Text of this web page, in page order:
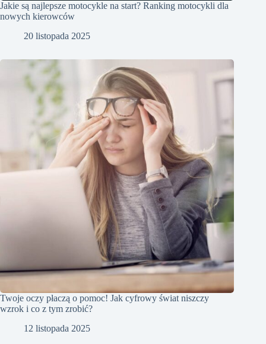
Jakie są najlepsze motocykle na start? Ranking motocykli dla
nowych kierowców
20 listopada 2025
Twoje oczy płaczą o pomoc! Jak cyfrowy świat niszczy
wzrok i co z tym zrobić?
12 listopada 2025